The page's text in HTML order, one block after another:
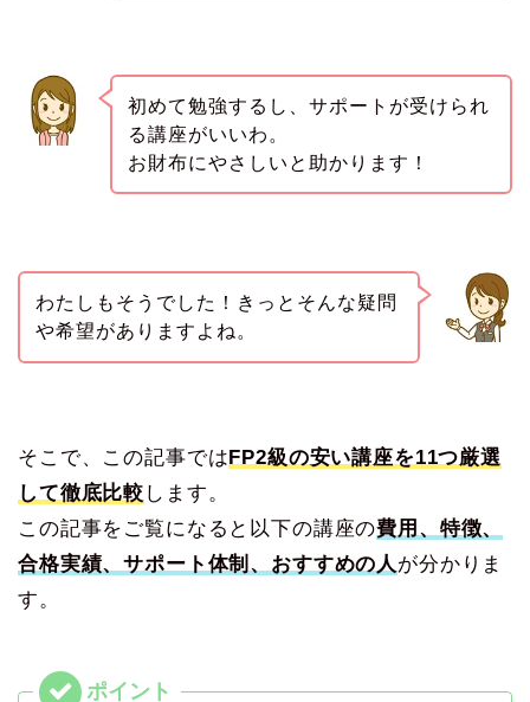
初めて勉強するし、サポートが受けられ
る講座がいいわ。
お財布にやさしいと助かります！
わたしもそうでした！きっとそんな疑問
や希望がありますよね。
そこで、この記事ではFP2級の安い講座を11つ厳選
して徹底比較 します。
この記事をご覧になると以下の講座の費用、特徴、
合格実績、サポート体制、おすすめの人が分かりま
す。